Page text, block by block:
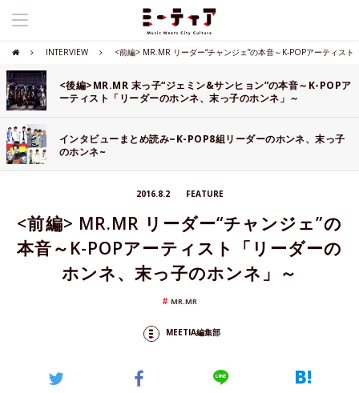
INTERVIEW <前編> MR.MR リーダー“チャンジェ”の本音～K-POPアーティス
<後編>MR.MR 末っ子“ジェミン&サンヒョン”の本音～K-POPア
ーティスト「リーダーのホンネ、末っ子のホンネ」～
インタビューまとめ読み~K-POP8組リーダーのホンネ、末っ子
のホンネ~
2016.8.2 FEATURE
<前編> MR.MR リーダー“チャンジェ”の
本音～K-POPアーティスト「リーダーの
ホンネ、末っ子のホンネ」～
MR.MR
MEETIA編集部